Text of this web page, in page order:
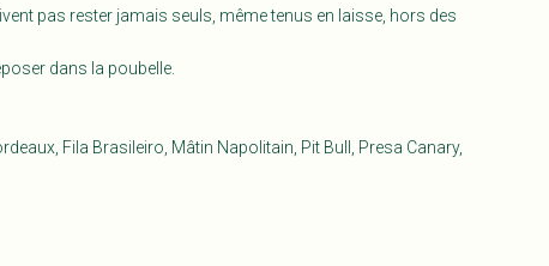
pas rester jamais seuls, même tenus en laisse, hors des
dans la poubelle.
Fila Brasileiro, Mâtin Napolitain, Pit Bull, Presa Canary,